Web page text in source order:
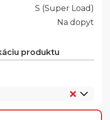
S (Super Load)
Na dopyt
produktu